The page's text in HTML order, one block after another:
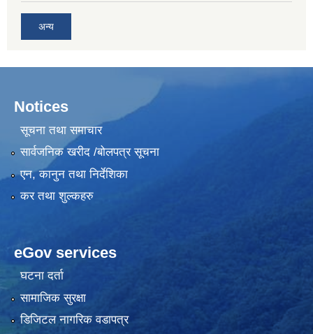
अन्य
Notices
सूचना तथा समाचार
सार्वजनिक खरीद /बोलपत्र सूचना
एन, कानुन तथा निर्देशिका
कर तथा शुल्कहरु
eGov services
घटना दर्ता
सामाजिक सुरक्षा
डिजिटल नागरिक वडापत्र